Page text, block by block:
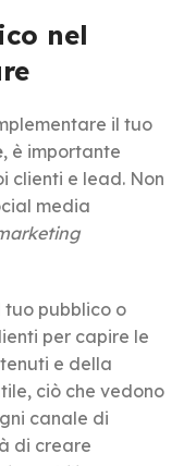
nel
il tuo
, è importante
clienti e lead. Non
media
pubblico o
per capire le
e della
ciò che vedono
canale di
di creare